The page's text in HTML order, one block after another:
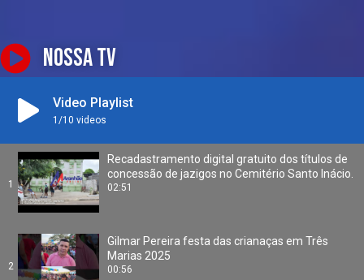
NOSSA TV
Video Playlist
1 /10 videos
1
Recadastramento digital gratuito dos títulos de
concessão de jazigos no Cemitério Santo Inácio.
02:51
2
Gilmar Pereira festa das crianaças em Três
Marias 2025
00:56